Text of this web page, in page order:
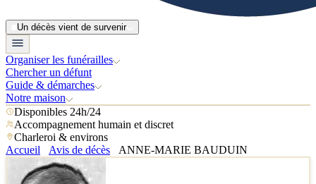
Un décès vient de survenir
Organiser les funérailles
Chercher un défunt
Guide & démarches
Notre maison
Disponibles 24h/24
Accompagnement humain et discret
Charleroi & environs
Accueil
Avis de décès ANNE-MARIE BAUDUIN